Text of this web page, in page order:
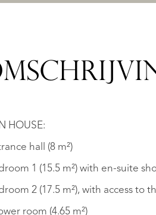
HOUSE:
hall (8 m²)
1 (15.5 m²) with en-suite
2 (17.5 m²), with access to
room (4.65 m²)